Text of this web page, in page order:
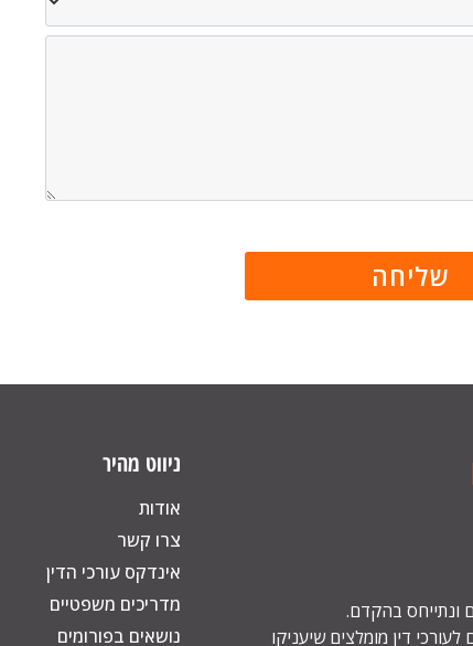
ונתייחס בהקדם.
דין מומלצים שיעניקו
ניווט מהיר
אודות
צרו קשר
אינדקס עורכי הדין
מדריכים משפטיים
נושאים בפורומים